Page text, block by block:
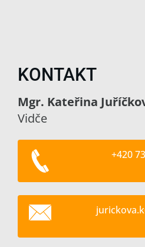
KONTAKT
Mgr. Kateřina
Vidče
+420
jurickov